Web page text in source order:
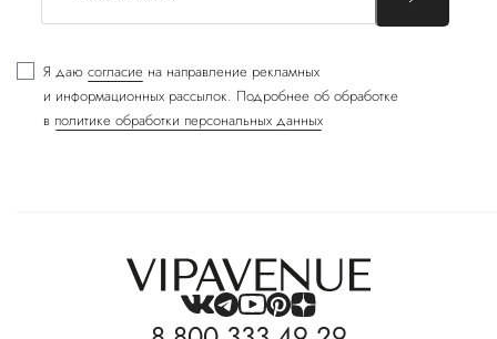
Я даю согласие на направление рекламных
и информационных рассылок. Подробнее об обработке
в политике обработки персональных данных